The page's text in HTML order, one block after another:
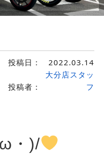
投稿日： 2022.03.14
投稿者：
大分店スタッ
フ
・)/